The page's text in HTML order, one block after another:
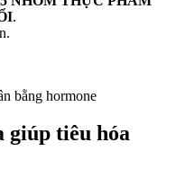
.
bằng hormone
giúp tiêu hóa